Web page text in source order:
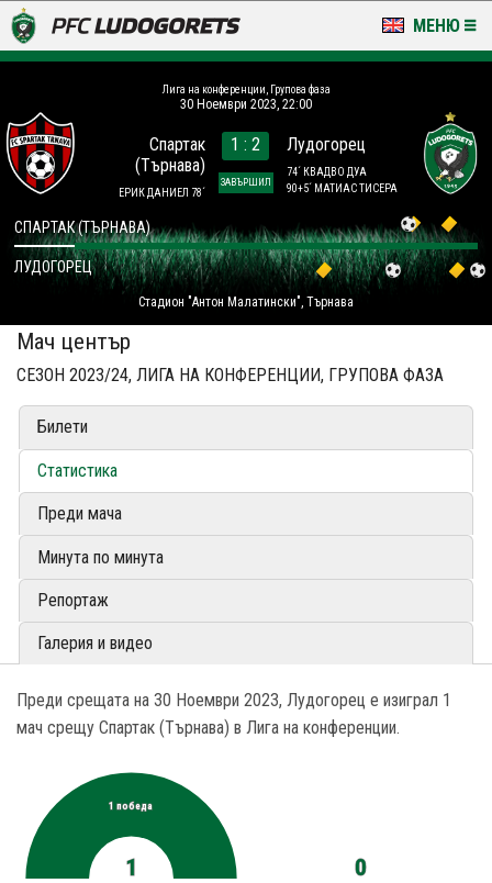
МЕНЮ
LUDOGORETS TV
НА ТЕРЕНА
СТАДИОН & БАЗИ
КЛУБ
ЗА ФЕНОВЕ
Лига на конференции, Групова фаза
30 Ноември 2023, 22:00
Спартак
(Търнава)
ЕРИК ДАНИЕЛ 78´
1 : 2
ЗАВЪРШИЛ
Лудогорец
74´ КВАДВО ДУА
90+5´ МАТИАС ТИСЕРА
Стадион "Антон Малатински", Търнава
СПАРТАК (ТЪРНАВА)
ЛУДОГОРЕЦ
Мач център
СЕЗОН 2023/24, ЛИГА НА КОНФЕРЕНЦИИ, ГРУПОВА ФАЗА
Билети
Статистика
Преди мача
Минута по минута
Репортаж
Галерия и видео
Преди срещата на 30 Ноември 2023, Лудогорец е изиграл 1
мач срещу Спартак (Търнава) в Лига на конференции.
1 победа
1 0